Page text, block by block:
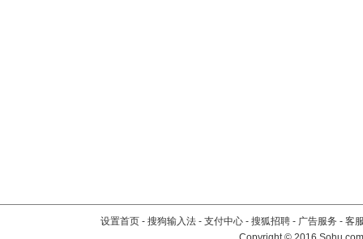
设置首页 - 搜狗输入法 - 支付中心 - 搜狐招聘 - 广告服务 - 客